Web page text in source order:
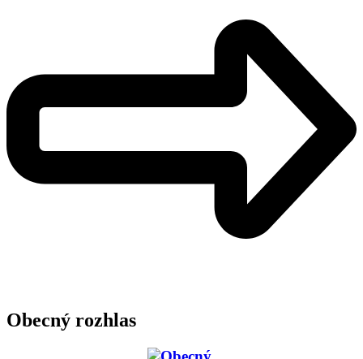
Obecný rozhlas